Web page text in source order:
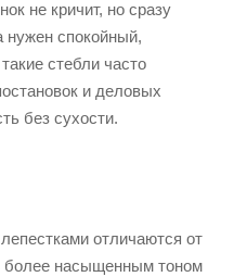
не кричит, но сразу
нужен спокойный,
стебли часто
и деловых
без сухости.
отличаются от
более насыщенным тоном